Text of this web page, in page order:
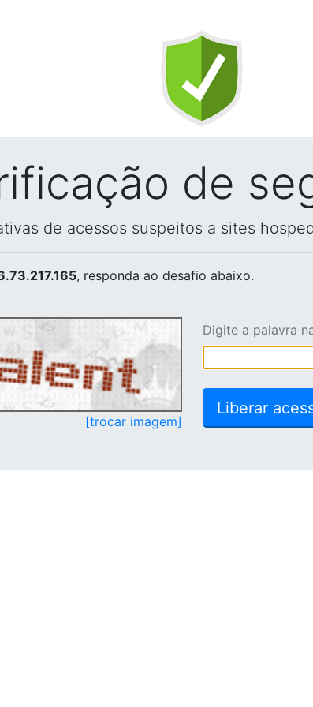
de
de acessos suspeitos a sites
, responda ao desafio abaixo.
[trocar imagem]
Digite a palavra